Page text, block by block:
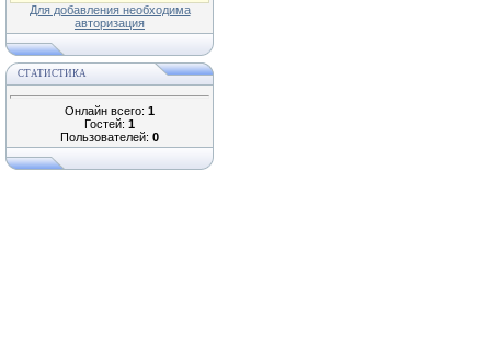
Для добавления необходима
авторизация
СТАТИСТИКА
Онлайн всего: 1
Гостей: 1
Пользователей: 0